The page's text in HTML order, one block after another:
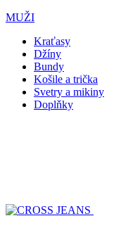
MUŽI
Kraťasy
Džíny
Bundy
Košile a trička
Svetry a mikiny
Doplňky